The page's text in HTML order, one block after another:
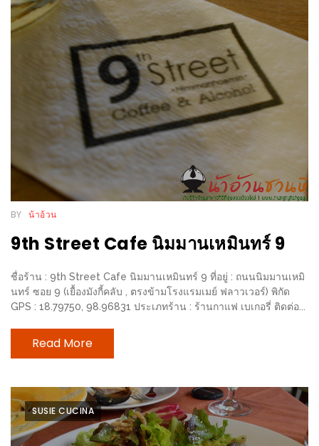
HOMEPRO
FAIR
2017
เชียงใหม่
จัด
เต็ม
กับ
แผนที่
หมู
ทั่ว
งบ
ไม่
ปลาย
อิ่ม
ลล์
ไม่
เกิน
BY น้าอ้วน
9th Street Cafe นิมมานเหมินทร์ 9
ชื่อร้าน : 9th Street Cafe นิมมานเหมินทร์ 9 ที่อยู่ : ถนนนิมมานเหมิ
นทร์ ซอย 9 (เยื้องมังกี้คลับ , ตรงข้ามโรงแรมเมย์ ฟลาวเวอร์) พิกัด
GPS : 18.79750, 98.96831 ประเภทร้าน : ร้านกาแฟ เบเกอรี่ ติดต่อ...
Read More
SUSIE CUCINA